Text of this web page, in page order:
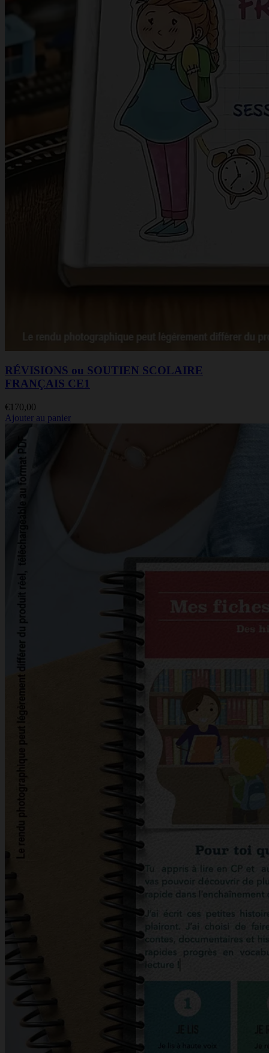
RÉVISIONS ou SOUTIEN SCOLAIRE
FRANÇAIS CE1
€ 170,00
Ajouter au panier